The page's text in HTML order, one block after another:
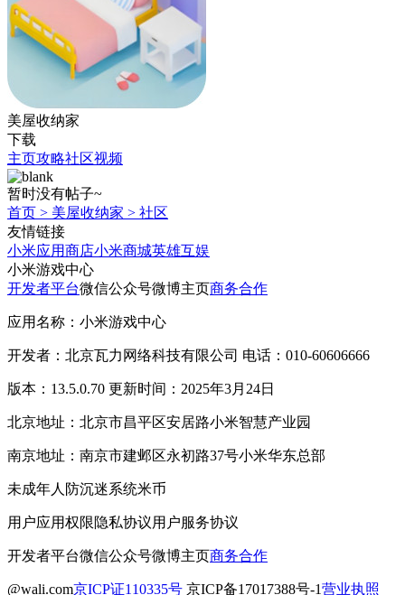
美屋收纳家
下载
主页攻略社区视频
暂时没有帖子~
首页 > 美屋收纳家 > 社区
友情链接
小米应用商店小米商城英雄互娱
小米游戏中心
开发者平台微信公众号微博主页商务合作
应用名称：小米游戏中心
开发者：北京瓦力网络科技有限公司 电话：010-60606666
版本：13.5.0.70 更新时间：2025年3月24日
北京地址：北京市昌平区安居路小米智慧产业园
南京地址：南京市建邺区永初路37号小米华东总部
未成年人防沉迷系统米币
用户应用权限隐私协议用户服务协议
开发者平台微信公众号微博主页商务合作
@wali.com京ICP证110335号 京ICP备17017388号-1营业执照